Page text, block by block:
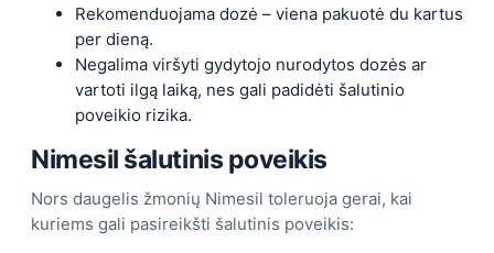
Rekomenduojama dozė – viena pakuotė du kartus
per dieną.
Negalima viršyti gydytojo nurodytos dozės ar
vartoti ilgą laiką, nes gali padidėti šalutinio
poveikio rizika.
Nimesil šalutinis poveikis
Nors daugelis žmonių Nimesil toleruoja gerai, kai
kuriems gali pasireikšti šalutinis poveikis: